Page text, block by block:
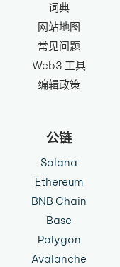
词典
网站地图
常见问题
Web3 工具
编辑政策
公链
Solana
Ethereum
BNB Chain
Base
Polygon
Avalanche